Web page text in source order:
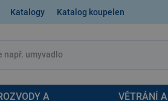
Katalogy Katalog koupelen
A
VĚTRÁNÍ A